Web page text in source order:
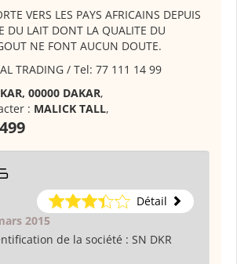
VERS LES PAYS AFRICAINS DEPUIS
DU LAIT DONT LA QUALITE DU
NE FONT AUCUN DOUTE.
TRADING / Tel: 77 111 14 99
00000 DAKAR,
: MALICK TALL,
Détail
2015
de la société : SN DKR